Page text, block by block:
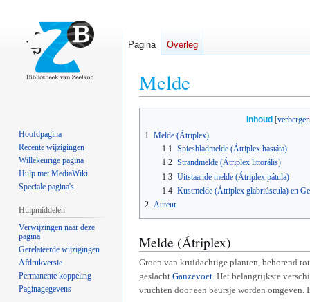
Melde
navigatie
springen
zoeken
springen
Inhoud
1 Melde (Átriplex)
1.1 Spiesbladmelde (Átriplex hastáta)
1.2 Strandmelde (Átriplex littorális)
1.3 Uitstaande melde (Átriplex pátula)
1.4 Kustmelde (Átriplex glabriúscula) en
2 Auteur
Melde (Átriplex)
Groep van kruidachtige planten, behorend
geslacht Ganzevoet. Het belangrijkste
vruchten door een beursje worden
Pagina Overleg
Hoofdpagina
Recente wijzigingen
Willekeurige pagina
Hulp met MediaWiki
Speciale pagina's
Hulpmiddelen
Verwijzingen naar deze
pagina
Gerelateerde wijzigingen
Afdrukversie
Permanente koppeling
Paginagegevens